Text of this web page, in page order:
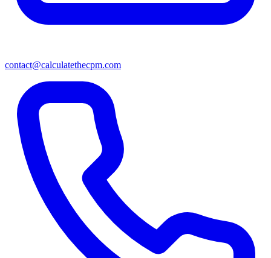
contact@calculatethecpm.com